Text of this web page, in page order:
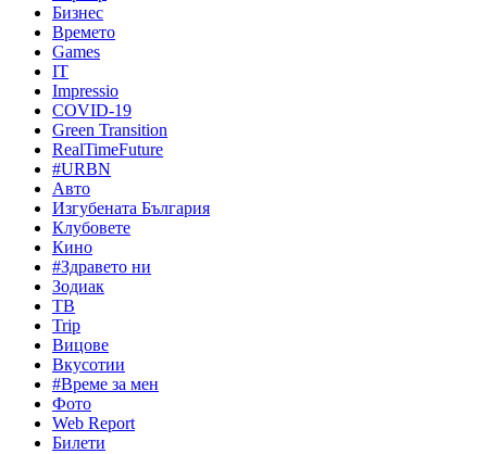
Бизнес
Времето
Games
IT
Impressio
COVID-19
Green Transition
RealTimeFuture
#URBN
Авто
Изгубената България
Клубовете
Кино
#Здравето ни
Зодиак
ТВ
Trip
Вицове
Вкусотии
#Време за мен
Фото
Web Report
Билети